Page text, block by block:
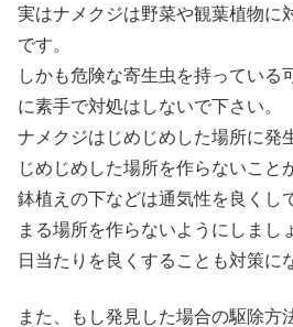
実はナメクジは野菜や観葉植物に
です。
しかも危険な寄生虫を持っている
に素手で対処はしないで下さい。
ナメクジはじめじめした場所に発
じめじめした場所を作らないこと
鉢植えの下などは通気性を良くし
まる場所を作らないようにしまし
日当たりを良くすることも対策に
また、もし発見した場合の駆除方